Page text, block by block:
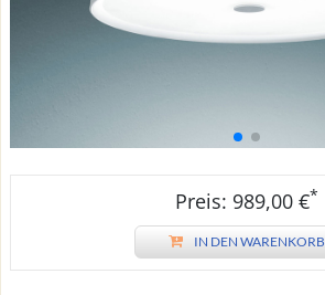
Preis: 989,00 €*
IN DEN WARENKORB